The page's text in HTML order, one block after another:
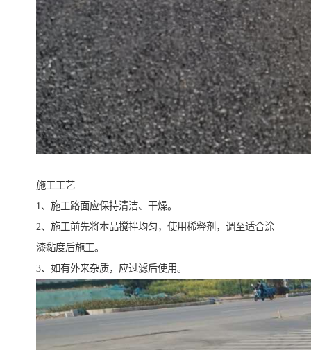
施工工艺
1、施工路面应保持清洁、干燥。
2、施工前先将本品搅拌均匀，使用稀释剂，调至适合涂
漆黏度后施工。
3、如有外来杂质，应过滤后使用。